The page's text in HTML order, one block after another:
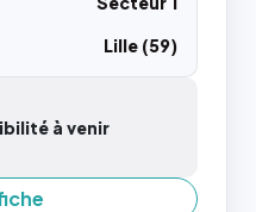
Lille (59)
à venir